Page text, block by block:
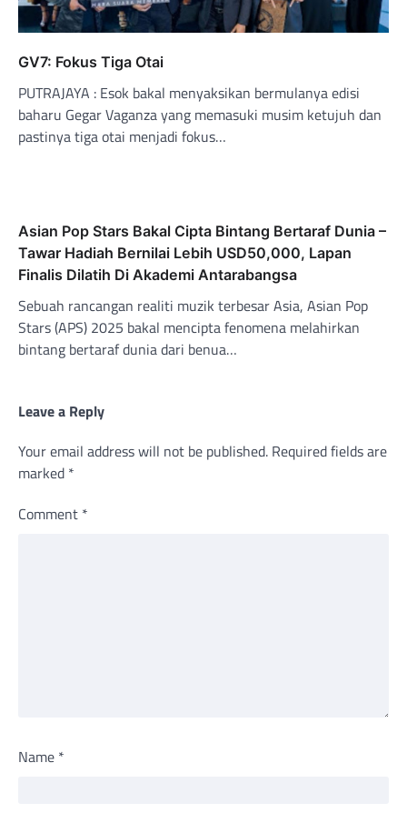
GV7: Fokus Tiga Otai
PUTRAJAYA : Esok bakal menyaksikan bermulanya edisi
baharu Gegar Vaganza yang memasuki musim ketujuh dan
pastinya tiga otai menjadi fokus…
Asian Pop Stars Bakal Cipta Bintang Bertaraf Dunia –
Tawar Hadiah Bernilai Lebih USD50,000, Lapan
Finalis Dilatih Di Akademi Antarabangsa
Sebuah rancangan realiti muzik terbesar Asia, Asian Pop
Stars (APS) 2025 bakal mencipta fenomena melahirkan
bintang bertaraf dunia dari benua…
Leave a Reply
Your email address will not be published. Required fields are
marked *
Comment *
Name *